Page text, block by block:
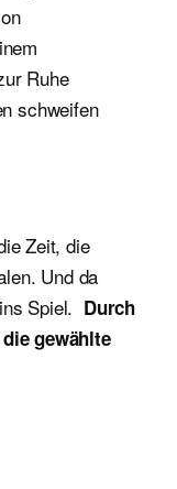
Ruhe
schweifen
Zeit, die
Und da
Spiel. Durch
gewählte